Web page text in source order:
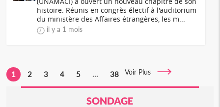
histoire. Réunis en congrès électif à l'auditorium
du ministère des Affaires étrangères, les m...
il y a 1 mois
1 2 3 4 5 ... 38 Voir Plus
SONDAGE